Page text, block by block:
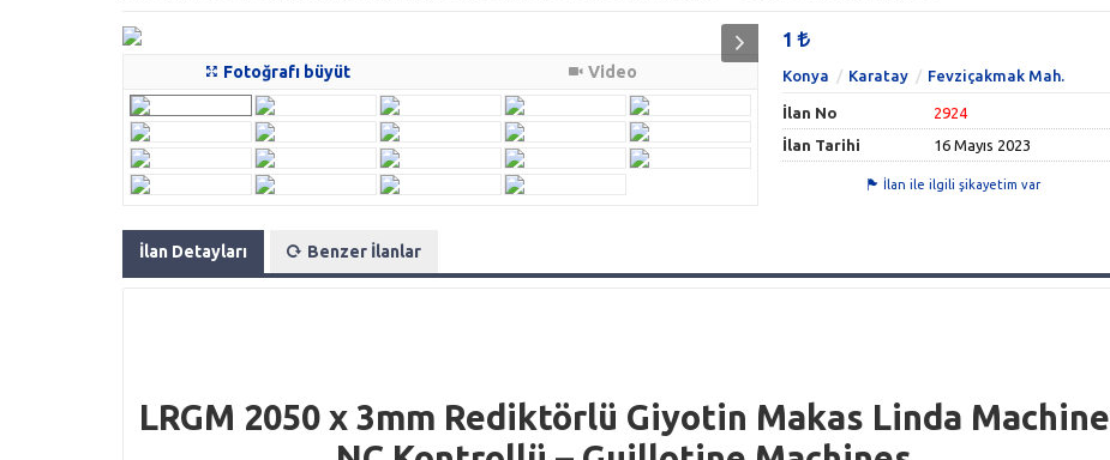
Fotoğrafı büyüt Video
1
Konya Karatay Fevziçakmak Mah.
İlan No
2924
İlan Tarihi
16 Mayıs 2023
İlan ile ilgili şikayetim var
İlan Detayları Benzer İlanlar
LRGM 2050 x 3mm Rediktörlü Giyotin Makas Linda Machine